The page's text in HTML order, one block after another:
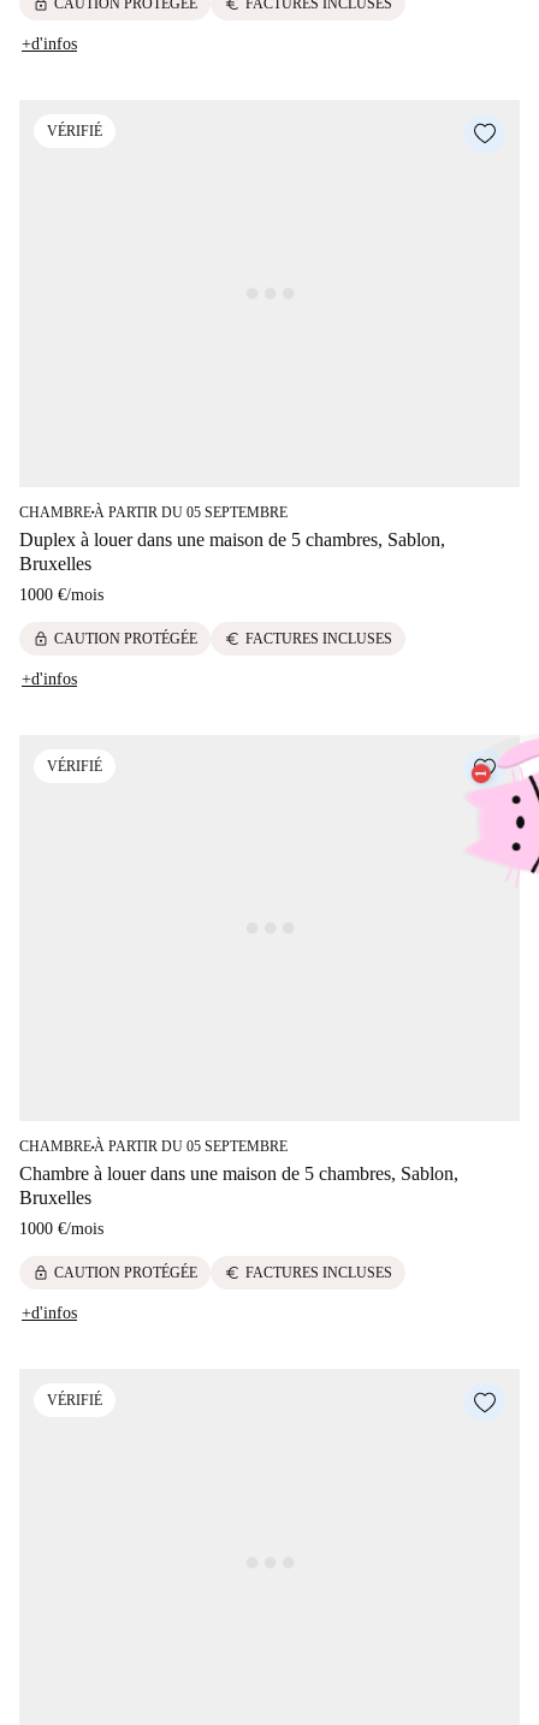
lock CAUTION PROTÉGÉE euro FACTURES INCLUSES
+d'infos
VÉRIFIÉ
CHAMBRE■À PARTIR DU 05 SEPTEMBRE
Duplex à louer dans une maison de 5 chambres, Sablon,
Bruxelles
1000 €/mois
lock CAUTION PROTÉGÉE euro FACTURES INCLUSES
+d'infos
VÉRIFIÉ
CHAMBRE■À PARTIR DU 05 SEPTEMBRE
Chambre à louer dans une maison de 5 chambres, Sablon,
Bruxelles
1000 €/mois
lock CAUTION PROTÉGÉE euro FACTURES INCLUSES
+d'infos
VÉRIFIÉ